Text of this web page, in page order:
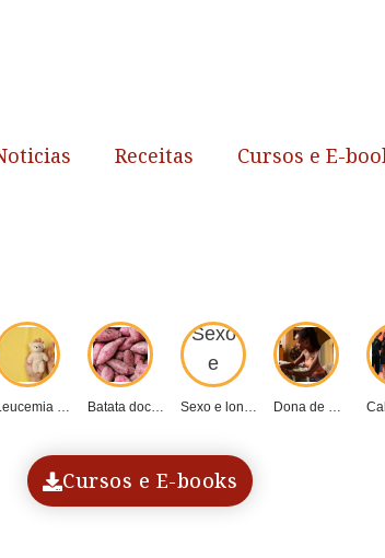
Receitas Cursos e E-
Leucemia infantil: detecção... Batata doce: o... Sexo e longevidade... Dona de Mim:...
Cursos e E-books